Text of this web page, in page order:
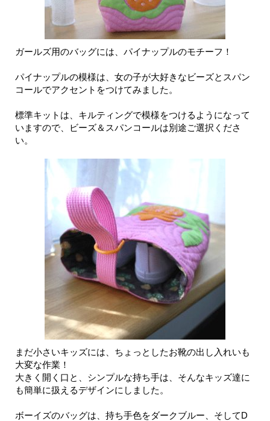
ガールズ用のバッグには、パイナップルのモチーフ！
パイナップルの模様は、女の子が大好きなビーズとスパン
コールでアクセントをつけてみました。
標準キットは、キルティングで模様をつけるようになって
いますので、ビーズ＆スパンコールは別途ご選択くださ
い。
まだ小さいキッズには、ちょっとしたお靴の出し入れいも
大変な作業！
大きく開く口と、シンプルな持ち手は、そんなキッズ達に
も簡単に扱えるデザインにしました。
ボーイズのバッグは、持ち手色をダークブルー、そしてD